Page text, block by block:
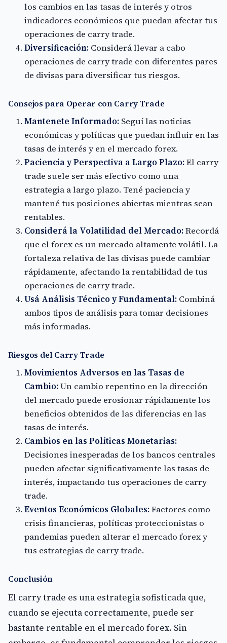
los cambios en las tasas de interés y otros
indicadores económicos que puedan afectar tus
operaciones de carry trade.
Diversificación: Considerá llevar a cabo
operaciones de carry trade con diferentes pares
de divisas para diversificar tus riesgos.
Consejos para Operar con Carry Trade
Mantenete Informado: Seguí las noticias
económicas y políticas que puedan influir en las
tasas de interés y en el mercado forex.
Paciencia y Perspectiva a Largo Plazo:El carry
trade suele ser más efectivo como una
estrategia a largo plazo. Tené paciencia y
mantené tus posiciones abiertas mientras sean
rentables.
Considerá la Volatilidad del Mercado:Recordá
que el forex es un mercado altamente volátil. La
fortaleza relativa de las divisas puede cambiar
rápidamente, afectando la rentabilidad de tus
operaciones de carry trade.
Usá Análisis Técnico y Fundamental: Combiná
ambos tipos de análisis para tomar decisiones
más informadas.
Riesgos del Carry Trade
Movimientos Adversos en las Tasas de
Cambio:Un cambio repentino en la dirección
del mercado puede erosionar rápidamente los
beneficios obtenidos de las diferencias en las
tasas de interés.
Cambios en las Políticas Monetarias:
Decisiones inesperadas de los bancos centrales
pueden afectar significativamente las tasas de
interés, impactando tus operaciones de carry
trade.
Eventos Económicos Globales:Factores como
crisis financieras, políticas proteccionistas o
pandemias pueden alterar el mercado forex y
tus estrategias de carry trade.
Conclusión
El carry trade es una estrategia sofisticada que,
cuando se ejecuta correctamente, puede ser
bastante rentable en el mercado forex. Sin